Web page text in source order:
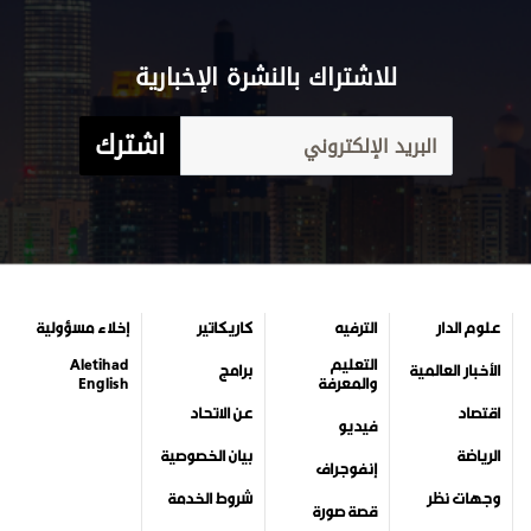
للاشتراك بالنشرة الإخبارية
اشترك
علوم الدار
الأخبار العالمية
اقتصاد
الرياضة
وجهات نظر
الترفيه
التعليم
والمعرفة
فيديو
إنفوجراف
قصة صورة
كاريكاتير
برامج
عن الاتحاد
بيان الخصوصية
شروط الخدمة
إخلاء مسؤولية
Aletihad
English